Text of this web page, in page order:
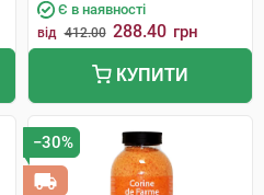
Є в наявності
від 412.00 288.40 грн
КУПИТИ
−30%